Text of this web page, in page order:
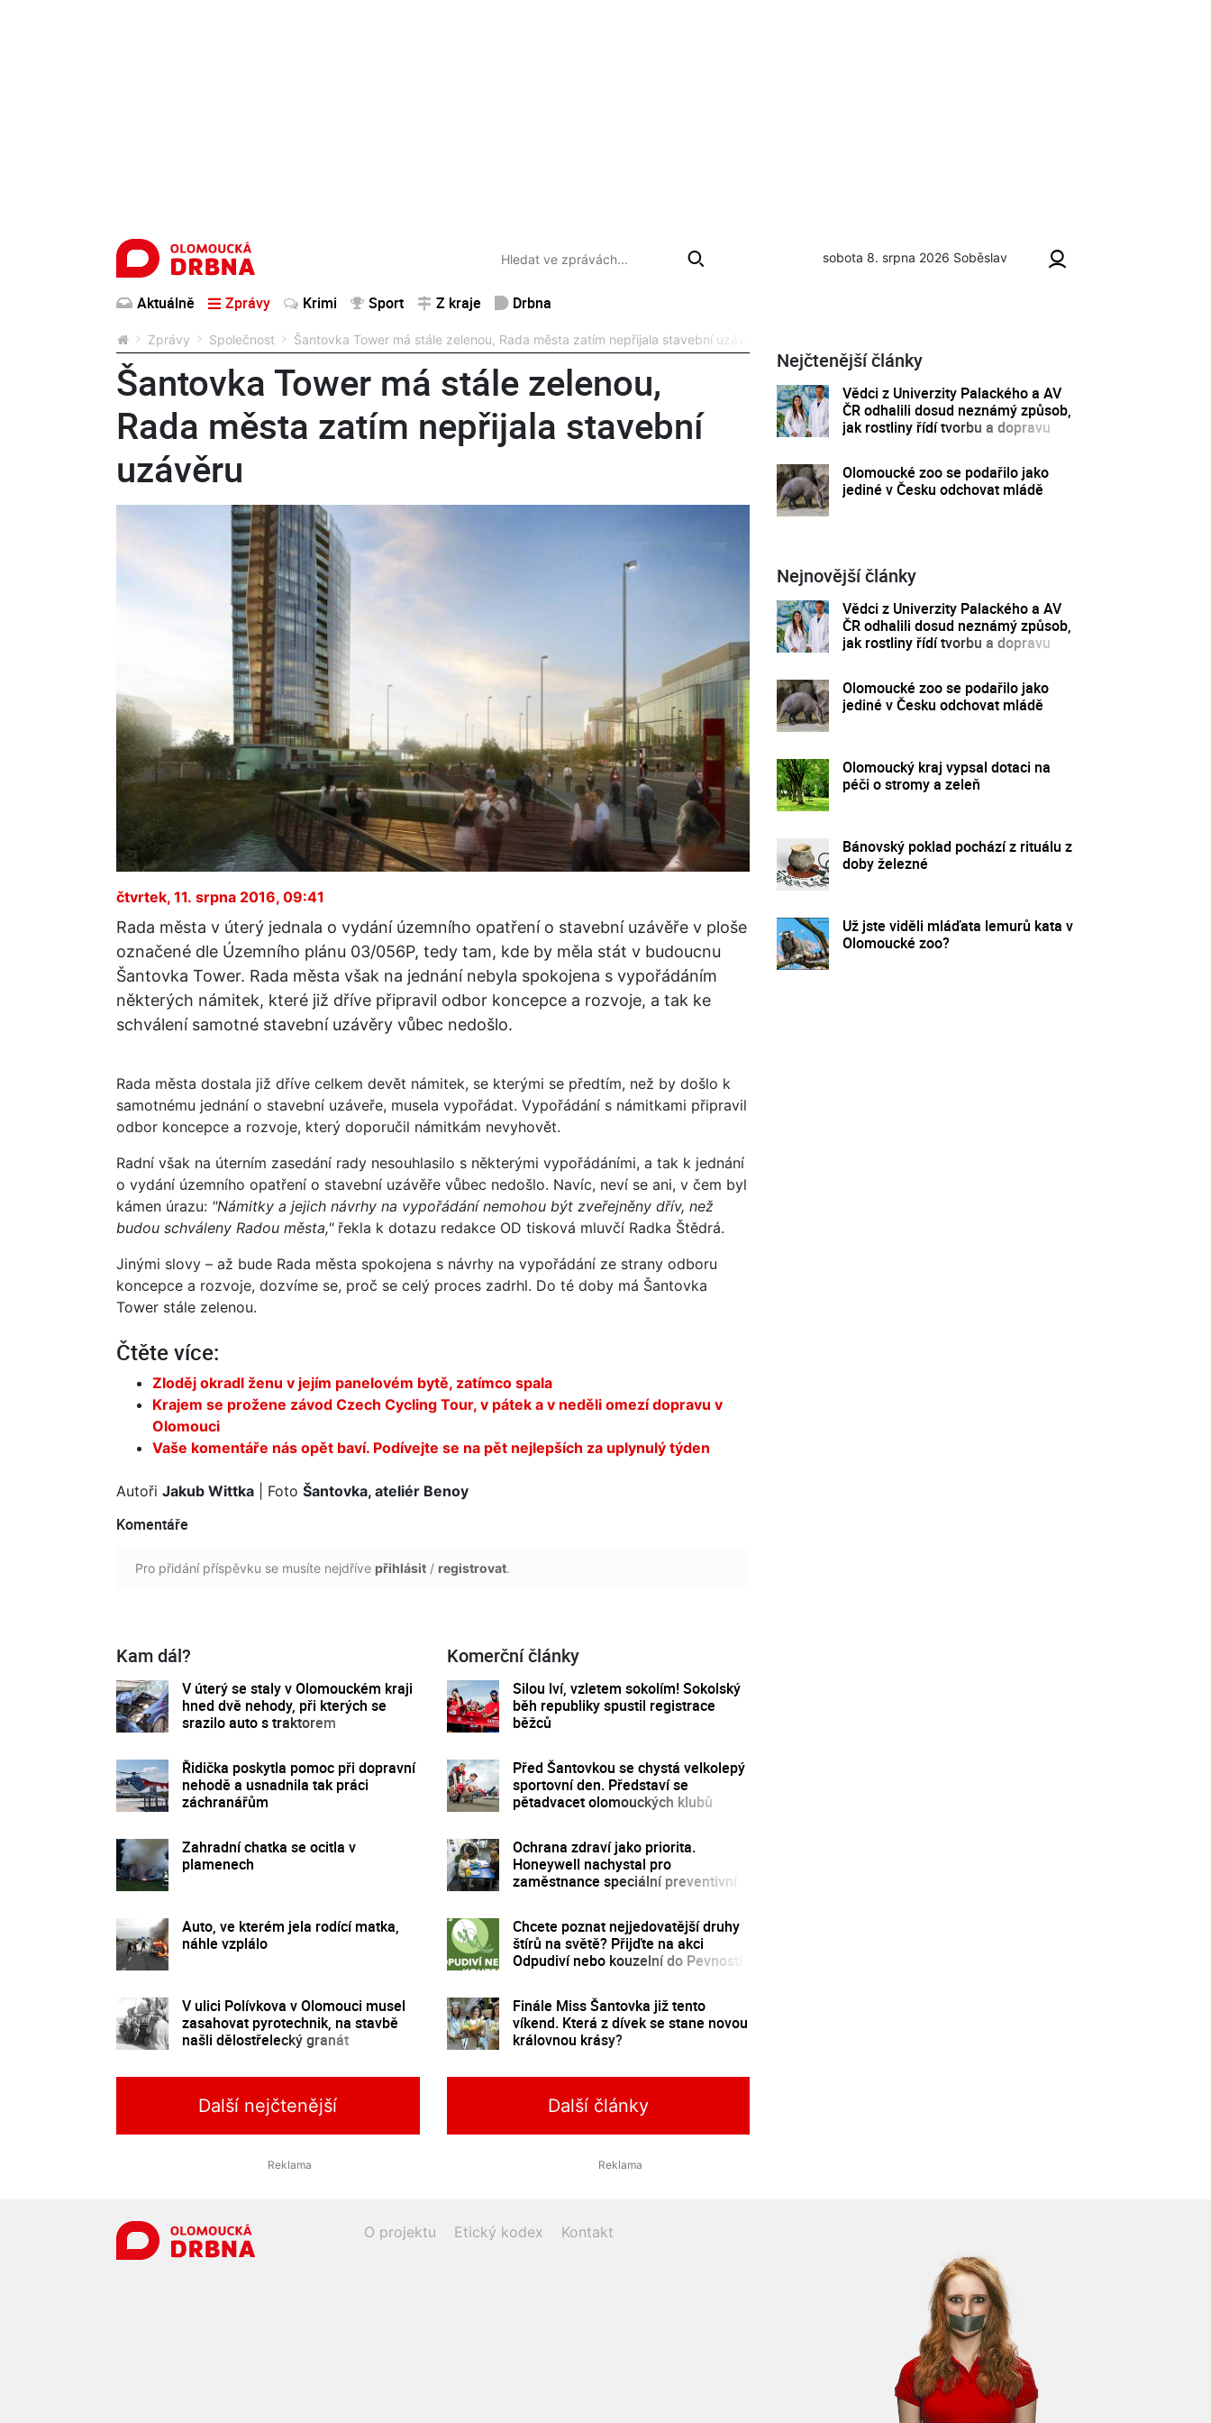
sobota 8. srpna 2026 Soběslav
Aktuálně Zprávy Krimi Sport Z kraje Drbna
Zprávy Společnost Šantovka Tower má stále zelenou, Rada města zatím nepřijala stavební uzávěru
Šantovka Tower má stále zelenou,
Rada města zatím nepřijala stavební
uzávěru
čtvrtek, 11. srpna 2016, 09:41
Rada města v úterý jednala o vydání územního opatření o stavební uzávěře v ploše
označené dle Územního plánu 03/056P, tedy tam, kde by měla stát v budoucnu
Šantovka Tower. Rada města však na jednání nebyla spokojena s vypořádáním
některých námitek, které již dříve připravil odbor koncepce a rozvoje, a tak ke
schválení samotné stavební uzávěry vůbec nedošlo.
Rada města dostala již dříve celkem devět námitek, se kterými se předtím, než by došlo k
samotnému jednání o stavební uzáveře, musela vypořádat. Vypořádání s námitkami připravil
odbor koncepce a rozvoje, který doporučil námitkám nevyhovět.
Radní však na úterním zasedání rady nesouhlasilo s některými vypořádáními, a tak k jednání
o vydání územního opatření o stavební uzávěře vůbec nedošlo. Navíc, neví se ani, v čem byl
kámen úrazu: "Námitky a jejich návrhy na vypořádání nemohou být zveřejněny dřív, než
budou schváleny Radou města,"řekla k dotazu redakce OD tisková mluvčí Radka Štědrá.
Jinými slovy – až bude Rada města spokojena s návrhy na vypořádání ze strany odboru
koncepce a rozvoje, dozvíme se, proč se celý proces zadrhl. Do té doby má Šantovka
Tower stále zelenou.
Čtěte více:
Zloděj okradl ženu v jejím panelovém bytě, zatímco spala
Krajem se prožene závod Czech Cycling Tour, v pátek a v neděli omezí dopravu v
Olomouci
Vaše komentáře nás opět baví. Podívejte se na pět nejlepších za uplynulý týden
Autoři Jakub Wittka | Foto Šantovka, ateliér Benoy
Komentáře
Pro přidání příspěvku se musíte nejdříve přihlásit / registrovat.
Kam dál?
V úterý se staly v Olomouckém kraji
hned dvě nehody, při kterých se
srazilo auto s traktorem
Řidička poskytla pomoc při dopravní
nehodě a usnadnila tak práci
záchranářům
Zahradní chatka se ocitla v
plamenech
Auto, ve kterém jela rodící matka,
náhle vzplálo
V ulici Polívkova v Olomouci musel
zasahovat pyrotechnik, na stavbě
našli dělostřelecký granát
Komerční články
Silou lví, vzletem sokolím! Sokolský
běh republiky spustil registrace
běžců
Před Šantovkou se chystá velkolepý
sportovní den. Představí se
pětadvacet olomouckých klubů
Ochrana zdraví jako priorita.
Honeywell nachystal pro
zaměstnance speciální preventivní
Chcete poznat nejjedovatější druhy
štírů na světě? Přijďte na akci
Odpudiví nebo kouzelní do Pevnosti
Finále Miss Šantovka již tento
víkend. Která z dívek se stane novou
královnou krásy?
Další nejčtenější Další články
Nejčtenější články
Vědci z Univerzity Palackého a AV
ČR odhalili dosud neznámý způsob,
jak rostliny řídí tvorbu a dopravu
Olomoucké zoo se podařilo jako
jediné v Česku odchovat mládě
Nejnovější články
Vědci z Univerzity Palackého a AV
ČR odhalili dosud neznámý způsob,
jak rostliny řídí tvorbu a dopravu
Olomoucké zoo se podařilo jako
jediné v Česku odchovat mládě
Olomoucký kraj vypsal dotaci na
péči o stromy a zeleň
Bánovský poklad pochází z rituálu z
doby železné
Už jste viděli mláďata lemurů kata v
Olomoucké zoo?
O projektu Etický kodex Kontakt